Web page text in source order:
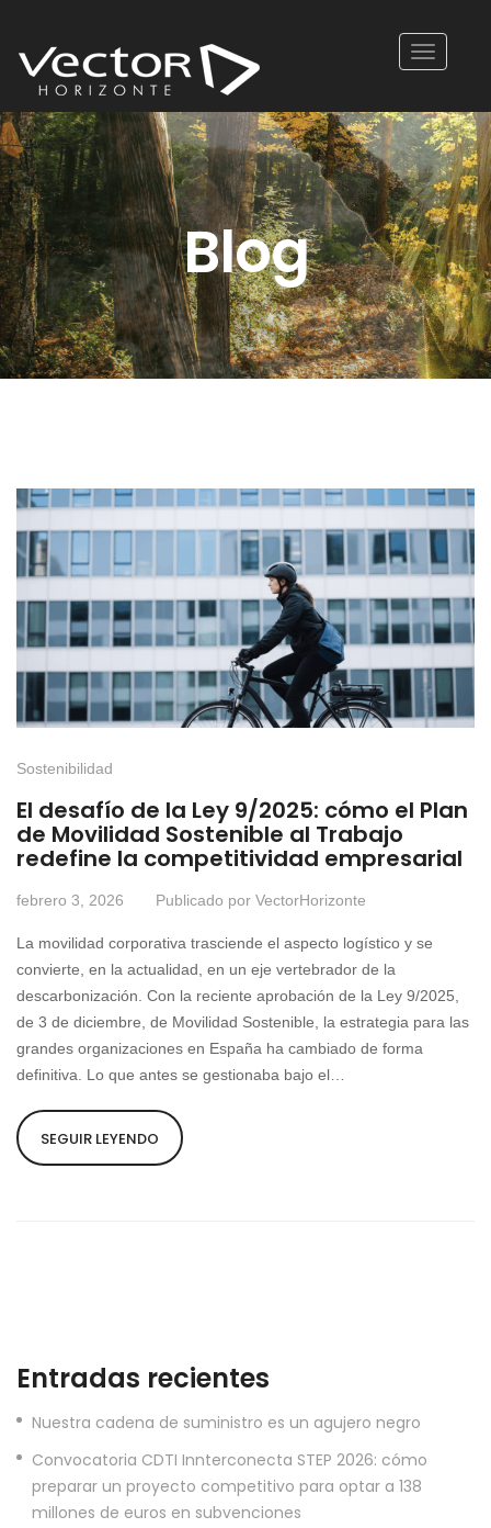
Toggle
Blog
Sostenibilidad
El desafío de la Ley 9/2025: cómo el Plan
de Movilidad Sostenible al Trabajo
redefine la competitividad empresarial
febrero 3, 2026 Publicado por VectorHorizonte
La movilidad corporativa trasciende el aspecto logístico y se
convierte, en la actualidad, en un eje vertebrador de la
descarbonización. Con la reciente aprobación de la Ley 9/2025,
de 3 de diciembre, de Movilidad Sostenible, la estrategia para las
grandes organizaciones en España ha cambiado de forma
definitiva. Lo que antes se gestionaba bajo el…
SEGUIR LEYENDO
Entradas recientes
Nuestra cadena de suministro es un agujero negro
Convocatoria CDTI Innterconecta STEP 2026: cómo
preparar un proyecto competitivo para optar a 138
millones de euros en subvenciones